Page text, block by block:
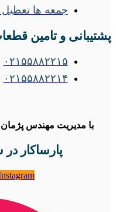
جمعه ها
پشتیبانی و تامین
۰۲۱۵۵۸۸۲۲۱۵
۰۲۱۵۵۸۸۲۲۱۴
با مدیریت مهندس پژمان
پارساکار